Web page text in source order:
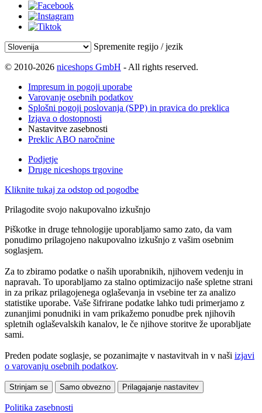
Spremenite regijo / jezik
© 2010-2026 niceshops GmbH - All rights reserved.
Impresum in pogoji uporabe
Varovanje osebnih podatkov
Splošni pogoji poslovanja (SPP) in pravica do preklica
Izjava o dostopnosti
Nastavitve zasebnosti
Preklic ABO naročnine
Podjetje
Druge niceshops trgovine
Kliknite tukaj za odstop od pogodbe
Prilagodite svojo nakupovalno izkušnjo
Piškotke in druge tehnologije uporabljamo samo zato, da vam
ponudimo prilagojeno nakupovalno izkušnjo z vašim osebnim
soglasjem.
Za to zbiramo podatke o naših uporabnikih, njihovem vedenju in
napravah. To uporabljamo za stalno optimizacijo naše spletne strani
in za prikaz prilagojenega oglaševanja in vsebine ter za analizo
statistike uporabe. Vaše šifrirane podatke lahko tudi primerjamo z
zunanjimi ponudniki in vam prikažemo ponudbe prek njihovih
spletnih oglaševalskih kanalov, le če njihove storitve že uporabljate
sami.
Preden podate soglasje, se pozanimajte v nastavitvah in v naši izjavi
o varovanju osebnih podatkov.
Strinjam se Samo obvezno Prilagajanje nastavitev
Politika zasebnosti